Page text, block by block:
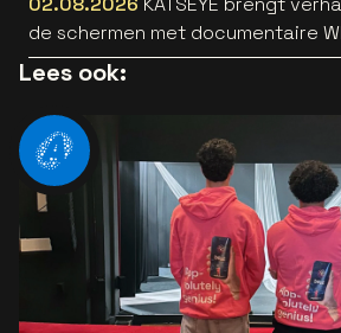
de schermen met documentaire
HEARTS [trailer]
Lees ook: